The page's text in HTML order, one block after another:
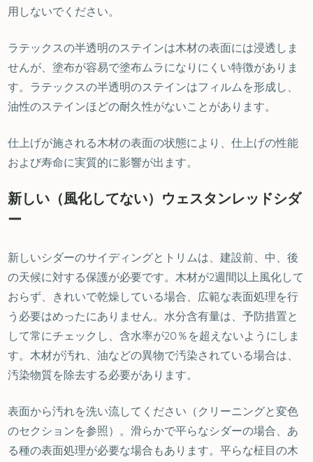
用しないでください。
ラテックスの半透明のステインは木材の表面には浸透しま
せんが、塗布が容易で塗布ムラになりにくい特徴がありま
す。ラテックスの半透明のステインはフィルムを形成し、
油性のステインほどの耐久性がないことがあります。
仕上げが施される木材の表面の状態により、仕上げの性能
および寿命に実質的に影響が出ます。
新しい（風化してない）ウェスタンレッドシダ
ー
新しいシダーのサイディングとトリムは、建設前、中、後
の天候に対する保護が必要です。木材が2週間以上風化して
おらず、きれいで乾燥している場合、広範な表面処理を行
う必要はめったにありません。水分含有量は、予防措置と
して常にチェックし、含水率が20％を超えないようにしま
す。木材が汚れ、油などの異物で汚染されている場合は、
汚染物質を除去する必要があります。
表面から汚れを洗い流してください（クリーニングと変色
のセクションを参照）。滑らかで平らなシダーの場合、あ
る種の表面処理が必要な場合もあります。平らな柾目の木